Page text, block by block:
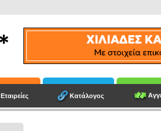
Εταιρείες Κατάλογος